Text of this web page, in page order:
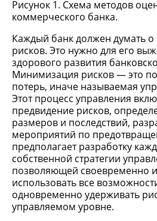
Рисунок 1. Схема методов
коммерческого банка.
Каждый банк должен думать
рисков. Это нужно для его
здорового развития
Минимизация рисков — это
потерь, иначе называемая
Этот процесс управления
предвидение рисков,
размеров и последствий,
мероприятий по
предполагает разработку
собственной стратегии
позволяющей своевременно
использовать все
одновременно удерживать
управляемом уровне.